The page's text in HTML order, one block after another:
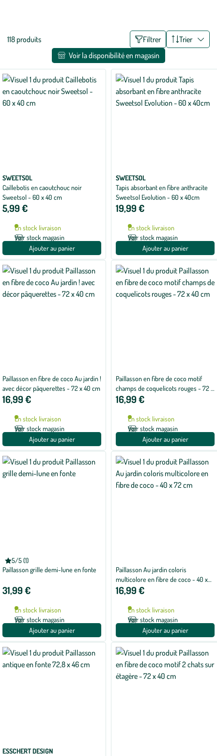
parfaits à glisser au pied d'une cuisine, dans une entrée ou dans un
couloir !
Liste
appliqués
118 produits Filtrer
Trier
Voir la disponibilité en magasin
SWEETSOL
Caillebotis en caoutchouc noir
Sweetsol - 60 x 40 cm
5,99 €
En stock livraison
Voir stock magasin
Ajouter au panier
SWEETSOL
Tapis absorbant en fibre anthracite
Sweetsol Evolution - 60 x 40cm
19,99 €
En stock livraison
Voir stock magasin
Ajouter au panier
Paillasson en fibre de coco Au jardin !
avec décor pâquerettes - 72 x 40 cm
16,99 €
En stock livraison
Voir stock magasin
Ajouter au panier
Paillasson en fibre de coco motif
champs de coquelicots rouges - 72 x
40 cm
16,99 €
En stock livraison
Voir stock magasin
Ajouter au panier
5/5 (1)
Note
moyenne
sur
Paillasson grille demi-lune en fonte
31,99 €
En stock livraison
Voir stock magasin
Ajouter au panier
Paillasson Au jardin coloris
multicolore en fibre de coco - 40 x
72 cm
16,99 €
En stock livraison
Voir stock magasin
Ajouter au panier
ESSCHERT DESIGN